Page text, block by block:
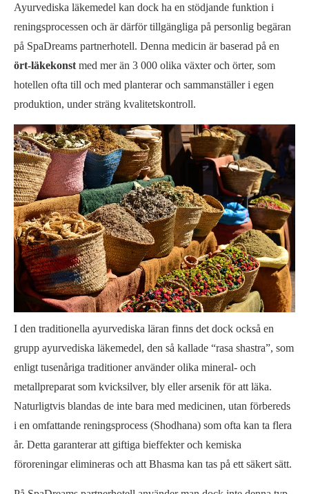
Ayurvediska läkemedel kan dock ha en stödjande funktion i
reningsprocessen och är därför tillgängliga på personlig begäran
på SpaDreams partnerhotell. Denna medicin är baserad på en
ört-läkekonst med mer än 3 000 olika växter och örter, som
hotellen ofta till och med planterar och sammanställer i egen
produktion, under sträng kvalitetskontroll.
I den traditionella ayurvediska läran finns det dock också en
grupp ayurvediska läkemedel, den så kallade “rasa shastra”, som
enligt tusenåriga traditioner använder olika mineral- och
metallpreparat som kvicksilver, bly eller arsenik för att läka.
Naturligtvis blandas de inte bara med medicinen, utan förbereds
i en omfattande reningsprocess (Shodhana) som ofta kan ta flera
år. Detta garanterar att giftiga bieffekter och kemiska
föroreningar elimineras och att Bhasma kan tas på ett säkert sätt.